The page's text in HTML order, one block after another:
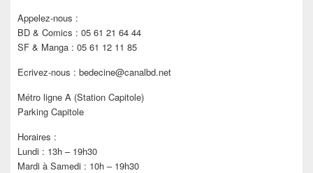
Appelez-nous :
BD & Comics : 05 61 21 64 44
SF & Manga : 05 61 12 11 85
Ecrivez-nous : bedecine@canalbd.net
Métro ligne A (Station Capitole)
Parking Capitole
Horaires :
Lundi : 13h – 19h30
Mardi à Samedi : 10h – 19h30